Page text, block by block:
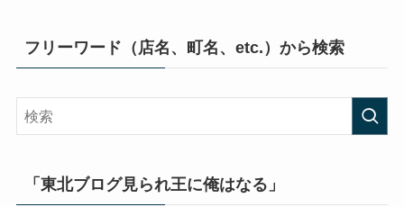
フリーワード（店名、町名、etc.）から検索
「東北ブログ見られ王に俺はなる」